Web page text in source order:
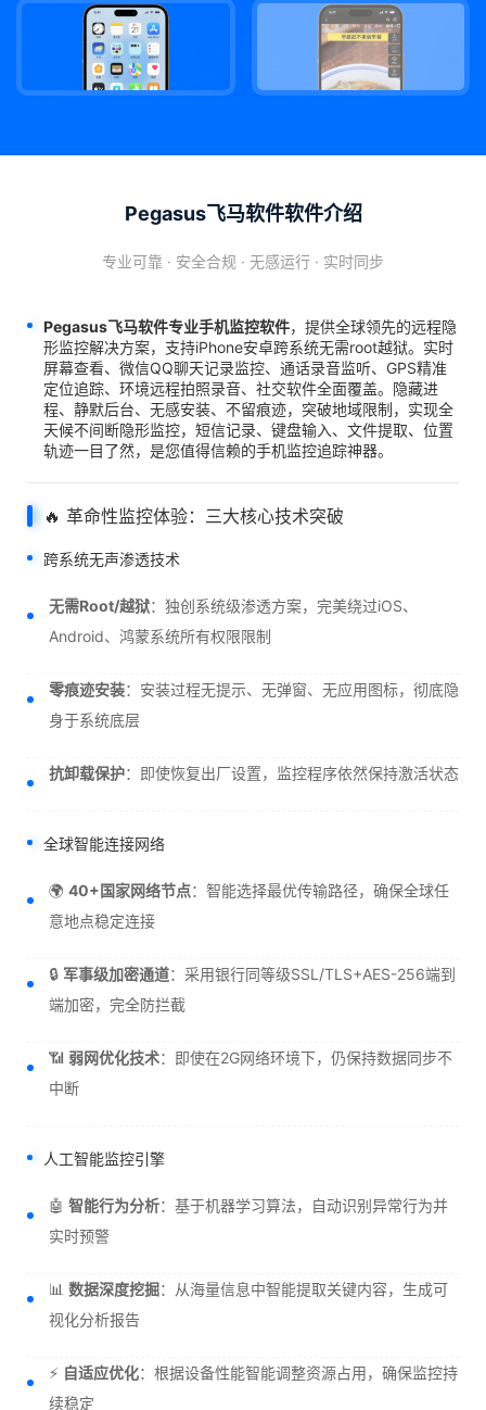
Pegasus飞马软件软件介绍
专业可靠 · 安全合规 · 无感运行 · 实时同步
Pegasus飞马软件专业手机监控软件，提供全球领先的远程隐
形监控解决方案，支持iPhone安卓跨系统无需root越狱。实时
屏幕查看、微信QQ聊天记录监控、通话录音监听、GPS精准
定位追踪、环境远程拍照录音、社交软件全面覆盖。隐藏进
程、静默后台、无感安装、不留痕迹，突破地域限制，实现全
天候不间断隐形监控，短信记录、键盘输入、文件提取、位置
轨迹一目了然，是您值得信赖的手机监控追踪神器。
🔥 革命性监控体验：三大核心技术突破
跨系统无声渗透技术
无需Root/越狱：独创系统级渗透方案，完美绕过iOS、
Android、鸿蒙系统所有权限限制
零痕迹安装：安装过程无提示、无弹窗、无应用图标，彻底隐
身于系统底层
抗卸载保护：即使恢复出厂设置，监控程序依然保持激活状态
全球智能连接网络
🌍 40+国家网络节点：智能选择最优传输路径，确保全球任
意地点稳定连接
🔒 军事级加密通道：采用银行同等级SSL/TLS+AES-256端到
端加密，完全防拦截
📶 弱网优化技术：即使在2G网络环境下，仍保持数据同步不
中断
人工智能监控引擎
🤖 智能行为分析：基于机器学习算法，自动识别异常行为并
实时预警
📊 数据深度挖掘：从海量信息中智能提取关键内容，生成可
视化分析报告
⚡ 自适应优化：根据设备性能智能调整资源占用，确保监控持
续稳定